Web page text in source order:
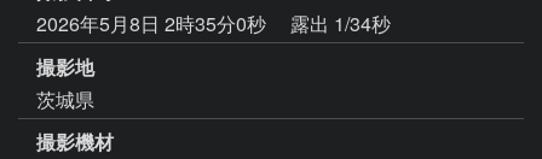
2026年5月8日 2時35分0秒
露出 1/34秒
撮影地
茨城県
撮影機材